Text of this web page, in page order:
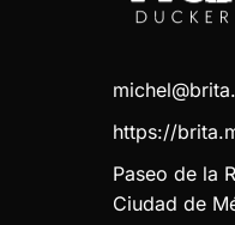
https://
Paseo de la
Ciudad de